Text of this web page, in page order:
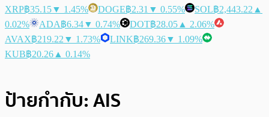
XRP฿35.15▼ 1.45% DOGE฿2.31 ▼ 0.55% SOL฿2,443.22 ▲
0.02%
ADA฿6.34▼ 0.74% DOT฿28.05 ▲ 2.06%
AVAX฿219.22 ▼ 1.73% LINK฿269.36▼ 1.09%
KUB฿20.26 ▲ 0.14%
ป้ายกำกับ:AIS